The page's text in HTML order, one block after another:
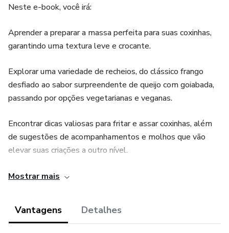
Neste e-book, você irá:
Aprender a preparar a massa perfeita para suas coxinhas,
garantindo uma textura leve e crocante.
Explorar uma variedade de recheios, do clássico frango
desfiado ao sabor surpreendente de queijo com goiabada,
passando por opções vegetarianas e veganas.
Encontrar dicas valiosas para fritar e assar coxinhas, além
de sugestões de acompanhamentos e molhos que vão
elevar suas criações a outro nível.
Deliciar-se com receitas exclusivas de coxinhas inspiradas
Seja você um iniciante na cozinha ou um chef experiente,
Mostrar mais
Vantagens Detalhes